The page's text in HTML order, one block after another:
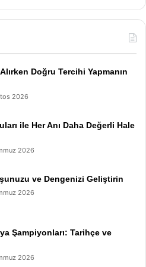
Doğru Tercihi Yapmanın
2026
ile Her Anı Daha Değerli Hale
2026
ve Dengenizi Geliştirin
2026
Şampiyonları: Tarihçe ve
2026